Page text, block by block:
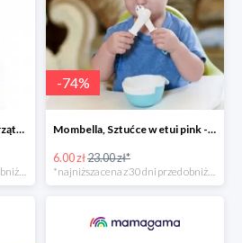
Puzzlika, Puzzle 5w1 - zwierzątka i ich rodzice (produkt potargowy) -67%
*najniższa cena z 30 dni przed obniżką
-74%
Mombella, Sztućce w etui pink -74%
6.00 zł23.00 zł*
*najniższa cena z 30 dni przed obniżką